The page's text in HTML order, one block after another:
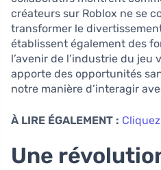
créateurs sur Roblox ne se
transformer le
établissent également des
l’avenir de l’industrie du jeu
apporte des opportunités
notre manière d’interagir
À LIRE ÉGALEMENT :
Une